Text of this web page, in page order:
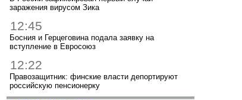
заражения вирусом Зика
12:45
Босния и Герцеговина подала заявку на
вступление в Евросоюз
12:22
Правозащитник: финские власти депортируют
российскую пенсионерку